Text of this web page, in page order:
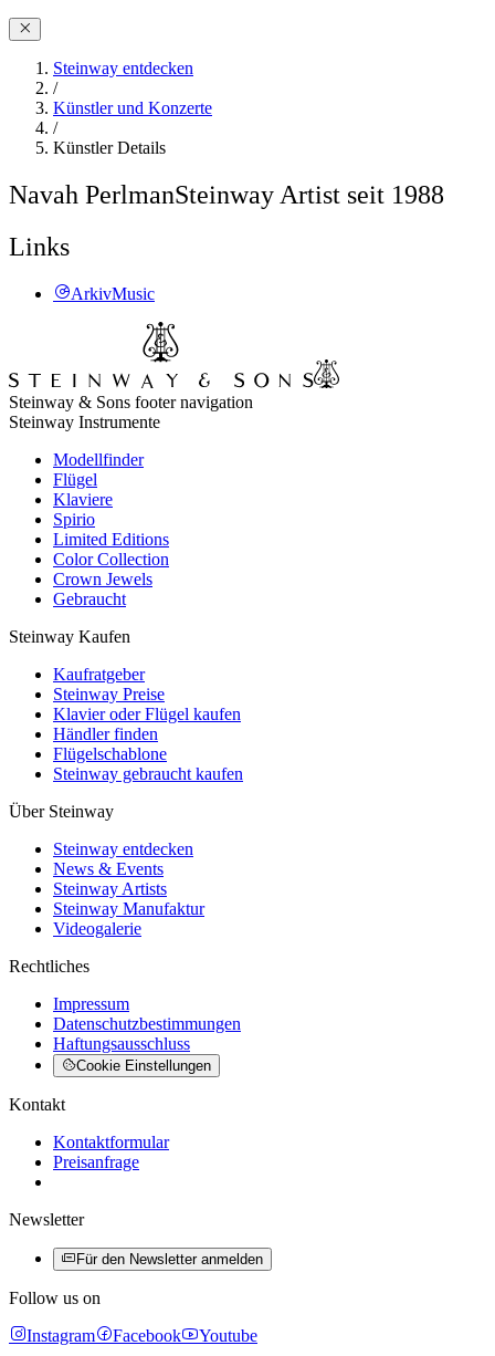
Steinway entdecken
/
Künstler und Konzerte
/
Künstler Details
Navah PerlmanSteinway Artist seit 1988
Links
ArkivMusic
Steinway & Sons footer navigation
Steinway Instrumente
Modellfinder
Flügel
Klaviere
Spirio
Limited Editions
Color Collection
Crown Jewels
Gebraucht
Steinway Kaufen
Kaufratgeber
Steinway Preise
Klavier oder Flügel kaufen
Händler finden
Flügelschablone
Steinway gebraucht kaufen
Über Steinway
Steinway entdecken
News & Events
Steinway Artists
Steinway Manufaktur
Videogalerie
Rechtliches
Impressum
Datenschutzbestimmungen
Haftungsausschluss
Cookie Einstellungen
Kontakt
Kontaktformular
Preisanfrage
Newsletter
Für den Newsletter anmelden
Follow us on
Instagram
Facebook Youtube